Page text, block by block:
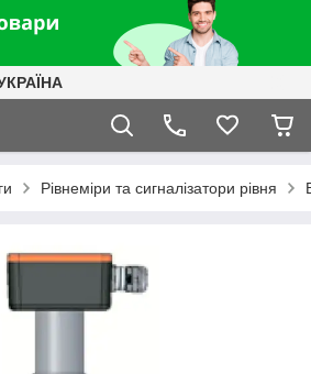
Рівнеміри та сигналізатори рівня